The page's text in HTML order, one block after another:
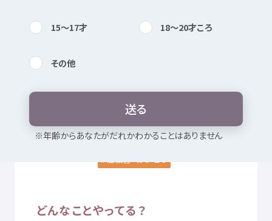
内検索
お気に入り
15〜17才 18〜20才ころ
その他
送る
※年齢からあなたがだれかわかることはありません
福井県教育委員会教育相談（メー
ル相談
暴言・無視・ひいき たたく・殴る
性被害・わいせつ
どんなことやってる？